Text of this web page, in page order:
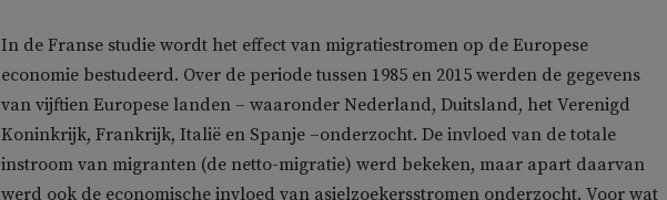
In de Franse studie wordt het effect van migratiestromen op de Europese
economie bestudeerd. Over de periode tussen 1985 en 2015 werden de gegevens
van vijftien Europese landen – waaronder Nederland, Duitsland, het Verenigd
Koninkrijk, Frankrijk, Italië en Spanje –onderzocht. De invloed van de totale
instroom van migranten (de netto-migratie) werd bekeken, maar apart daarvan
werd ook de economische invloed van asielzoekersstromen onderzocht. Voor wat